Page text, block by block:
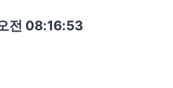
전 08:16:55